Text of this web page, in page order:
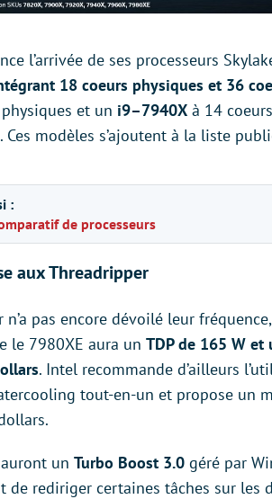
l’arrivée de ses processeurs
18 coeurs physiques et 36
et un i9–7940X à 14
Ces modèles s’ajoutent à la liste
:
de processeurs
aux Threadripper
n’a pas encore dévoilé leur
le 7980XE aura un TDP de 165 W et
. Intel recommande d’ailleurs
tout-en-un et propose un
un Turbo Boost 3.0 géré par
de rediriger certaines tâches sur les